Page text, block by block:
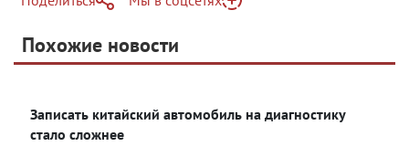
Telegram
Одноклассники
Яндекс Дзен
Похожие новости
Записать китайский автомобиль на диагностику
стало сложнее